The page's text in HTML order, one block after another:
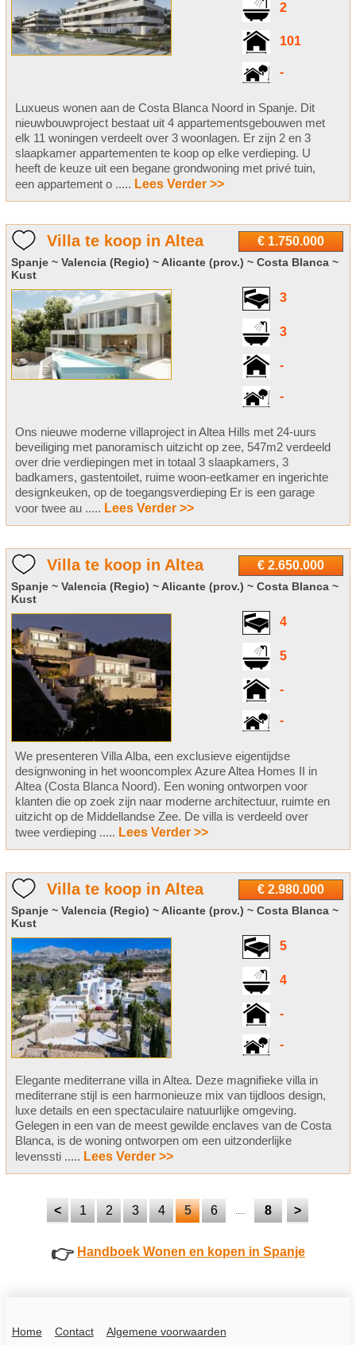
2
101
-
Luxueus wonen aan de Costa Blanca Noord in Spanje. Dit
nieuwbouwproject bestaat uit 4 appartementsgebouwen met
elk 11 woningen verdeelt over 3 woonlagen. Er zijn 2 en 3
slaapkamer appartementen te koop op elke verdieping. U
heeft de keuze uit een begane grondwoning met privé tuin,
een appartement o ..... Lees Verder >>
€ 1.750.000
Villa te koop in Altea
Spanje ~ Valencia (Regio) ~ Alicante (prov.) ~ Costa Blanca ~
Kust
3
3
-
-
Ons nieuwe moderne villaproject in Altea Hills met 24-uurs
beveiliging met panoramisch uitzicht op zee, 547m2 verdeeld
over drie verdiepingen met in totaal 3 slaapkamers, 3
badkamers, gastentoilet, ruime woon-eetkamer en ingerichte
designkeuken, op de toegangsverdieping Er is een garage
voor twee au ..... Lees Verder >>
€ 2.650.000
Villa te koop in Altea
Spanje ~ Valencia (Regio) ~ Alicante (prov.) ~ Costa Blanca ~
Kust
4
5
-
-
We presenteren Villa Alba, een exclusieve eigentijdse
designwoning in het wooncomplex Azure Altea Homes II in
Altea (Costa Blanca Noord). Een woning ontworpen voor
klanten die op zoek zijn naar moderne architectuur, ruimte en
uitzicht op de Middellandse Zee. De villa is verdeeld over
twee verdieping ..... Lees Verder >>
€ 2.980.000
Villa te koop in Altea
Spanje ~ Valencia (Regio) ~ Alicante (prov.) ~ Costa Blanca ~
Kust
5
4
-
-
Elegante mediterrane villa in Altea. Deze magnifieke villa in
mediterrane stijl is een harmonieuze mix van tijdloos design,
luxe details en een spectaculaire natuurlijke omgeving.
Gelegen in een van de meest gewilde enclaves van de Costa
Blanca, is de woning ontworpen om een uitzonderlijke
levenssti ..... Lees Verder >>
< 1 2 3 4 5 6 .... 8 >
👉 Handboek Wonen en kopen in Spanje
Home Contact Algemene voorwaarden